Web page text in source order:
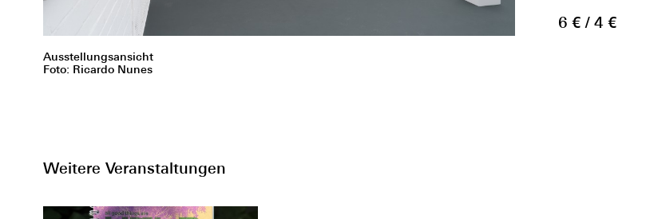
Ausstellungsansicht
Foto: Ricardo Nunes
6 € / 4 €
Weitere Veranstaltungen